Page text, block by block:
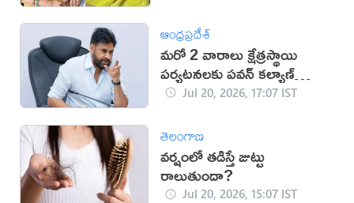
ఆంధ్రప్రదేశ్
మరో 2 వారాలు క్షేత్రస్థాయి
పర్యటనలకు పవన్ కల్యాణ్
దూరంJul 20, 2026, 17:07 IST
తెలంగాణ
వర్షంలో తడిస్తే జుట్టు
రాలుతుందా?
Jul 20, 2026, 15:07 IST